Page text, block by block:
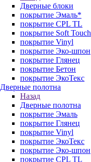
Дверные блоки
покрытие Эмаль*
покрытие CPL TL
покрытие Soft Touch
покрытие Vinyl
покрытие Эко-шпон
покрытие Глянец
покрытие Бетон
покрытие ЭкоТекс
Дверные полотна
Назад
Дверные полотна
покрытие Эмаль
покрытие Глянец
покрытие Vinyl
покрытие ЭкоТекс
покрытие Эко-шпон
покрытие CPL TL